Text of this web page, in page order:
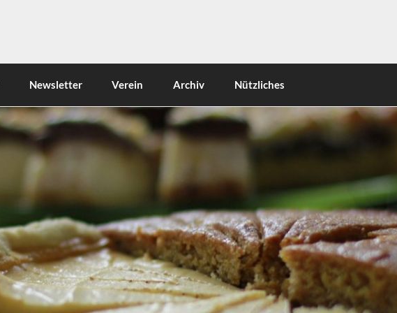
Newsletter Verein Archiv Nützliches